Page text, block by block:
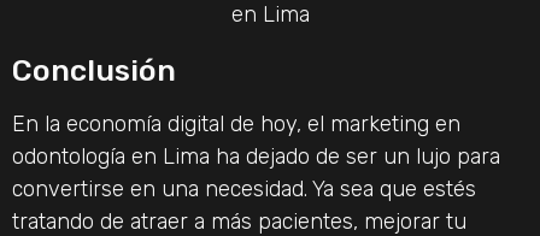
Conclusión
En la economía digital de hoy, el marketing en
odontología en Lima ha dejado de ser un lujo para
convertirse en una necesidad. Ya sea que estés
tratando de atraer a más pacientes, mejorar tu